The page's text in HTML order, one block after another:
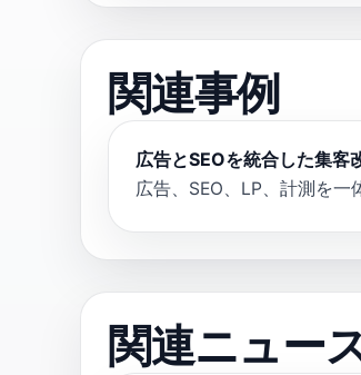
関連事例
広告とSEOを統合した集客
広告、SEO、LP、計測を一
関連ニュー